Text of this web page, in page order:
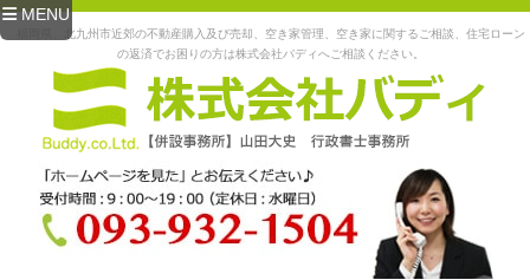
MENU
福岡県、北九州市近郊の不動産購入及び売却、空き家管理、空き家に関するご相談、住宅ローン
の返済でお困りの方は株式会社バディへご相談ください。